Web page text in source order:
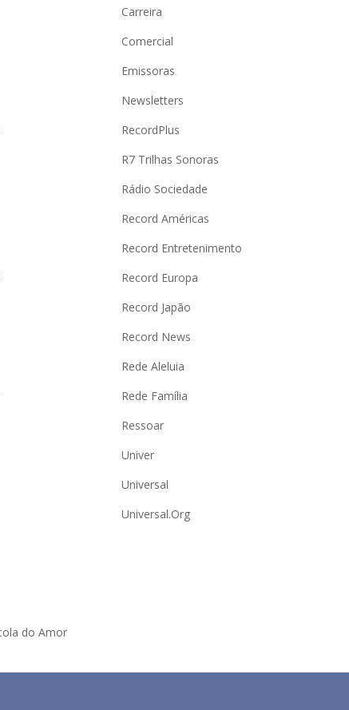
do Amor
Carreira
Comercial
Emissoras
Newsletters
RecordPlus
R7 Trilhas Sonoras
Rádio Sociedade
Record Américas
Record Entretenimento
Record Europa
Record Japão
Record News
Rede Aleluia
Rede Família
Ressoar
Univer
Universal
Universal.Org